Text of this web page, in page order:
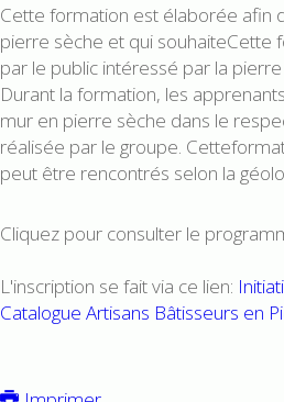
Cette formation est élaborée afin
pierre sèche et qui
par le public intéressé par la
Durant la formation, les
mur en pierre sèche dans le
réalisée par le groupe.
peut être rencontrés selon la
Cliquez pour consulter le
L'inscription se fait via ce lien:
Catalogue Artisans Bâtisseurs en